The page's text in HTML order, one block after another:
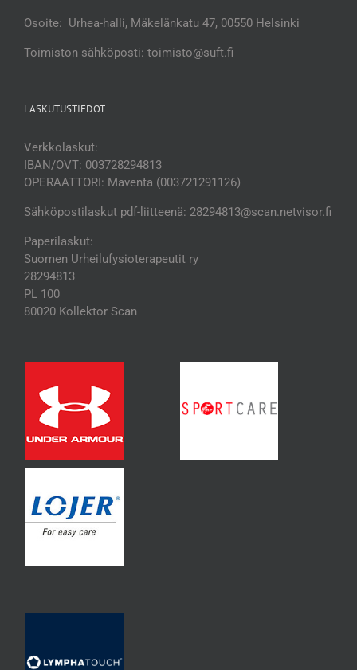
Osoite: Urhea-halli, Mäkelänkatu 47, 00550 Helsinki
Toimiston sähköposti: toimisto@suft.fi
LASKUTUSTIEDOT
Verkkolaskut:
IBAN/OVT: 003728294813
OPERAATTORI: Maventa (003721291126)
Sähköpostilaskut pdf-liitteenä: 28294813@scan.netvisor.fi
Paperilaskut:
Suomen Urheilufysioterapeutit ry
28294813
PL 100
80020 Kollektor Scan